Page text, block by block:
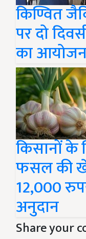
किण्वित
पर दो
का
किसानों
फसल की
12,000
अनुदान
Share your